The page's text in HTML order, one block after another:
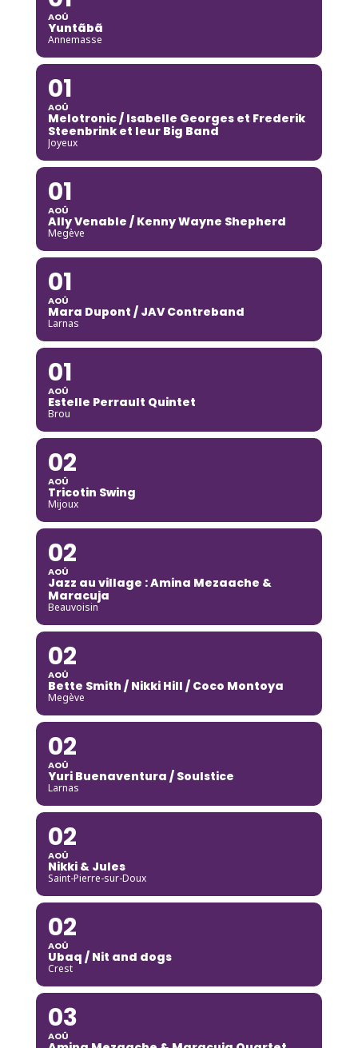
AOÛ
Yuntãbã
Annemasse
01
AOÛ
Melotronic / Isabelle Georges et Frederik
Steenbrink et leur Big Band
Joyeux
01
AOÛ
Ally Venable / Kenny Wayne Shepherd
Megève
01
AOÛ
Mara Dupont / JAV Contreband
Larnas
01
AOÛ
Estelle Perrault Quintet
Brou
02
AOÛ
Tricotin Swing
Mijoux
02
AOÛ
Jazz au village : Amina Mezaache &
Maracuja
Beauvoisin
02
AOÛ
Bette Smith / Nikki Hill / Coco Montoya
Megève
02
AOÛ
Yuri Buenaventura / Soulstice
Larnas
02
AOÛ
Nikki & Jules
Saint-Pierre-sur-Doux
02
AOÛ
Ubaq / Nit and dogs
Crest
03
AOÛ